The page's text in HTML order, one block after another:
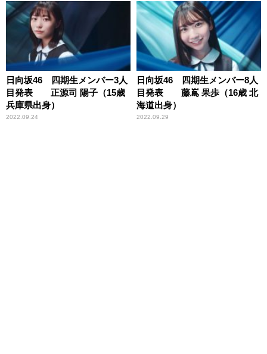
日向坂46 四期生メンバー3人
目発表 正源司 陽子（15歳
兵庫県出身）
2022.09.24
日向坂46 四期生メンバー8人
目発表 藤嶌 果歩（16歳 北
海道出身）
2022.09.29